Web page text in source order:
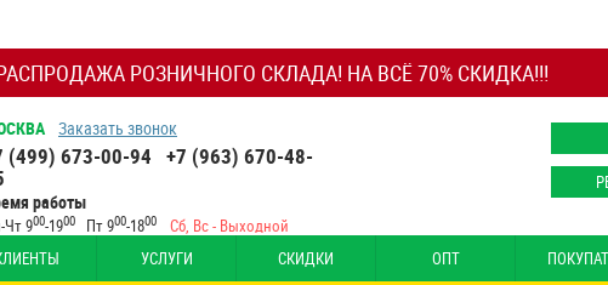
РОЗНИЧНОГО СКЛАДА! НА ВСЁ 70% СКИДКА!!!
Заказать звонок
(499) 673-00-94 +7 (963) 670-48-
работы
Чт 900-1900 Пт 900-1800 Сб, Вс - Выходной
УСЛУГИ СКИДКИ ОПТ